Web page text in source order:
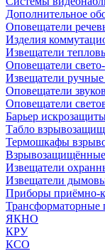
Дополнительное
Оповещатели
Изделия
Извещатели
Оповещатели
Извещатели
Оповещатели
Оповещатели
Барьер
Табло
Термошкафы
Извещатели
Извещатели
Приборы приёмно-
Трансформаторные
ЯКНО
КРУ
КСО